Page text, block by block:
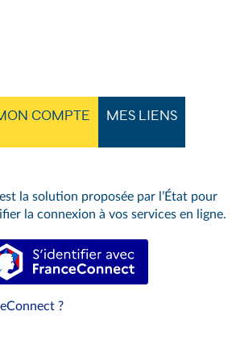
COMPTE MES LIENS
la solution proposée par l’État pour
la connexion à vos services en ligne.
S’identifier avec FranceConnect
?